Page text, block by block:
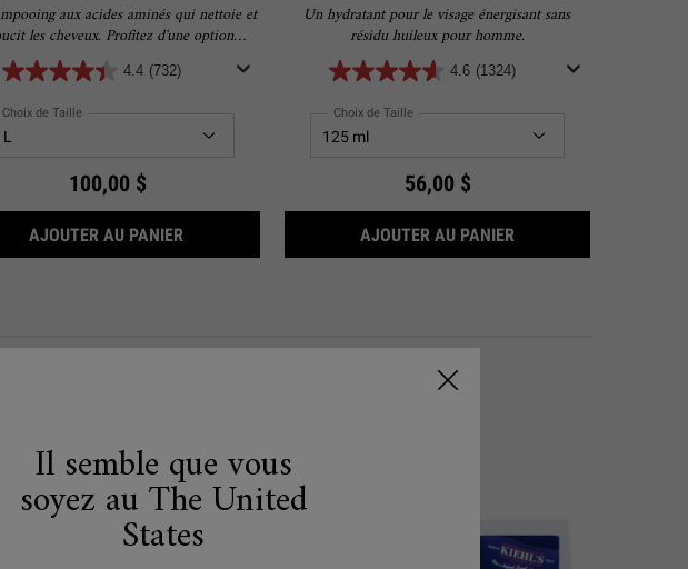
YEUX À L’AVOCAT
aux acides aminés qui nettoie et
les cheveux. Profitez d'une option
durable sur nous! Recevez une
Refill-A-Bottle gratuite avec votre achat
4.4 (732)
Choix de Taille
100,00 $
AJOUTER AU PANIER SHAMPOOING AUX ACIDES AMINÉS
Un hydratant pour le visage énergisant sans
résidu huileux pour homme.
4.6 (1324)
Choix de Taille
56,00 $
AJOUTER AU PANIER
Il semble que vous
soyez au The United
States